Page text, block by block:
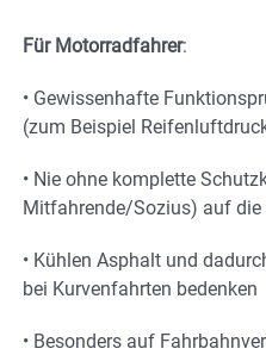
Für Motorradfahrer:
• Gewissenhafte
(zum Beispiel
• Nie ohne komplette
Mitfahrende/Sozius) auf die
• Kühlen Asphalt und
bei Kurvenfahrten bedenken
• Besonders auf